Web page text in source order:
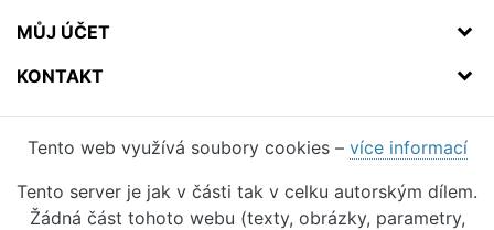
MŮJ ÚČET
KONTAKT
Tento web využívá soubory cookies – více informací
Tento server je jak v části tak v celku autorským dílem.
Žádná část tohoto webu (texty, obrázky, parametry,